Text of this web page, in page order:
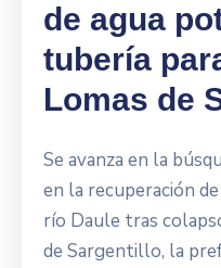
de agua
tubería
Lomas de
Se avanza en la
en la recuperación
río Daule tras
de Sargentillo, la